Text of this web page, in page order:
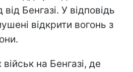
від Бенгазі. У відповідь
відкрити вогонь з
на Бенгазі, де